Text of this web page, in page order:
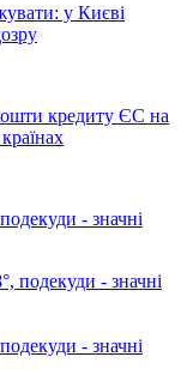
у Києві
кредиту ЄС на
- значні
- значні